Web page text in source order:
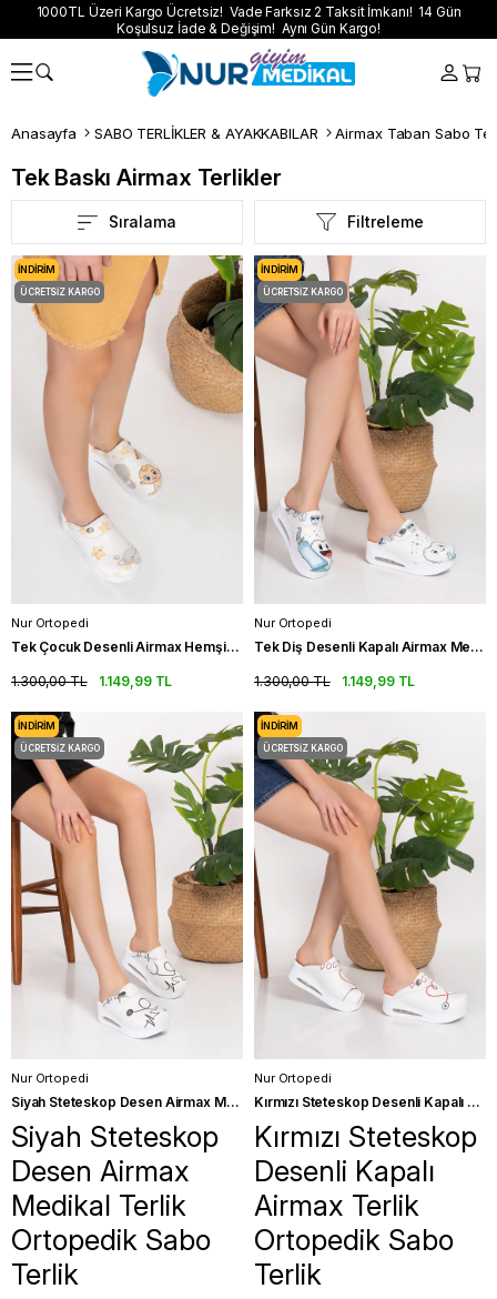
1000TL Üzeri Kargo Ücretsiz! Vade Farksız 2 Taksit İmkanı! 14 Gün
Koşulsuz İade & Değişim! Aynı Gün Kargo!
Anasayfa SABO TERLİKLER & AYAKKABILAR Airmax Taban Sabo
Tek Baskı Airmax Terlikler
Filtreleme
Sıralama
Nur Ortopedi
Tek Çocuk Desenli Airmax Hemşire Terliği Ortopedik Sabo Terlik
1.149,99 TL
1.300,00 TL
İNDIRIM
ÜCRETSIZ KARGO
Nur Ortopedi
Tek Diş Desenli Kapalı Airmax Medikal Terlik Ortopedik Sabo Terlik
1.149,99 TL
1.300,00 TL
İNDIRIM
ÜCRETSIZ KARGO
Nur Ortopedi
Siyah Steteskop Desen Airmax Medikal Terlik Ortopedik Sabo Terlik
Siyah Steteskop
Desen Airmax
Medikal Terlik
Ortopedik Sabo
Terlik
İNDIRIM
ÜCRETSIZ KARGO
Nur Ortopedi
Kırmızı Steteskop Desenli Kapalı Airmax Terlik Ortopedik Sabo Terlik
Kırmızı Steteskop
Desenli Kapalı
Airmax Terlik
Ortopedik Sabo
Terlik
İNDIRIM
ÜCRETSIZ KARGO